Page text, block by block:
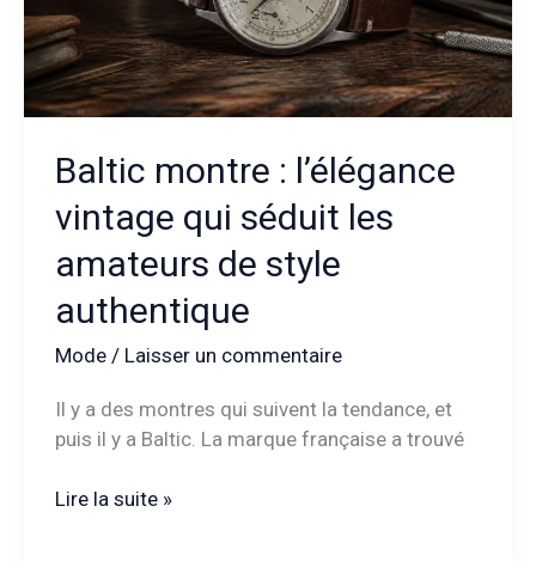
Baltic montre : l’élégance
vintage qui séduit les
amateurs de style
authentique
Mode/ Laisser un commentaire
Il y a des montres qui suivent la tendance, et
puis il y a Baltic. La marque française a trouvé
Baltic
Lire la suite »